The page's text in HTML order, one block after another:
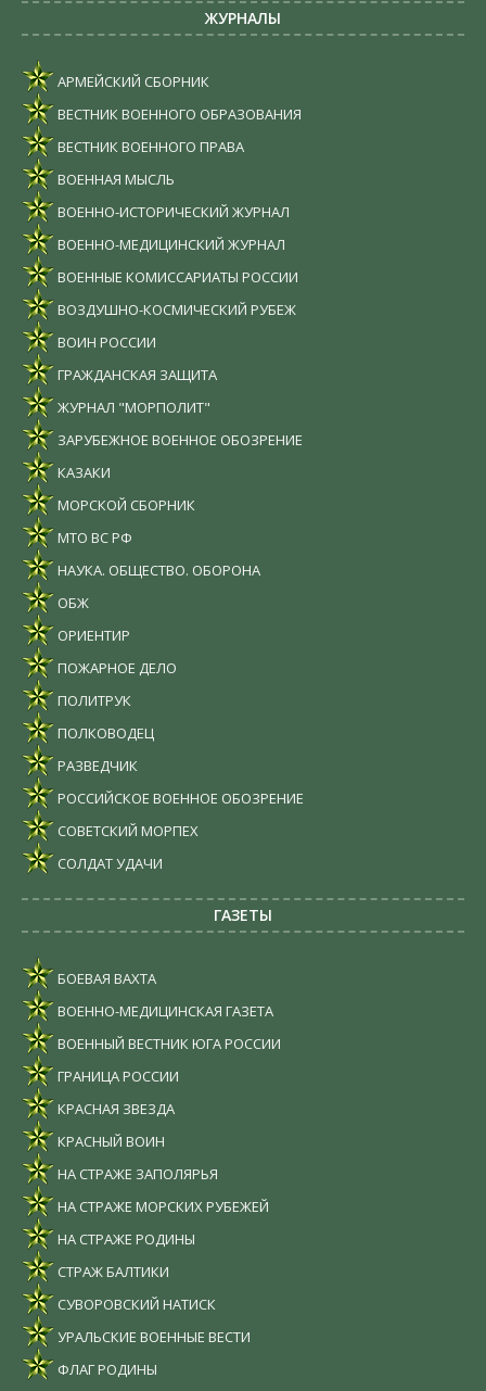
ЖУРНАЛЫ
АРМЕЙСКИЙ СБОРНИК
ВЕСТНИК ВОЕННОГО ОБРАЗОВАНИЯ
ВЕСТНИК ВОЕННОГО ПРАВА
ВОЕННАЯ МЫСЛЬ
ВОЕННО-ИСТОРИЧЕСКИЙ ЖУРНАЛ
ВОЕННО-МЕДИЦИНСКИЙ ЖУРНАЛ
ВОЕННЫЕ КОМИССАРИАТЫ РОССИИ
ВОЗДУШНО-КОСМИЧЕСКИЙ РУБЕЖ
ВОИН РОССИИ
ГРАЖДАНСКАЯ ЗАЩИТА
ЖУРНАЛ "МОРПОЛИТ"
ЗАРУБЕЖНОЕ ВОЕННОЕ ОБОЗРЕНИЕ
КАЗАКИ
МОРСКОЙ СБОРНИК
МТО ВС РФ
НАУКА. ОБЩЕСТВО. ОБОРОНА
ОБЖ
ОРИЕНТИР
ПОЖАРНОЕ ДЕЛО
ПОЛИТРУК
ПОЛКОВОДЕЦ
РАЗВЕДЧИК
РОССИЙСКОЕ ВОЕННОЕ ОБОЗРЕНИЕ
СОВЕТСКИЙ МОРПЕХ
СОЛДАТ УДАЧИ
ГАЗЕТЫ
БОЕВАЯ ВАХТА
ВОЕННО-МЕДИЦИНСКАЯ ГАЗЕТА
ВОЕННЫЙ ВЕСТНИК ЮГА РОССИИ
ГРАНИЦА РОССИИ
КРАСНАЯ ЗВЕЗДА
КРАСНЫЙ ВОИН
НА СТРАЖЕ ЗАПОЛЯРЬЯ
НА СТРАЖЕ МОРСКИХ РУБЕЖЕЙ
НА СТРАЖЕ РОДИНЫ
СТРАЖ БАЛТИКИ
СУВОРОВСКИЙ НАТИСК
УРАЛЬСКИЕ ВОЕННЫЕ ВЕСТИ
ФЛАГ РОДИНЫ